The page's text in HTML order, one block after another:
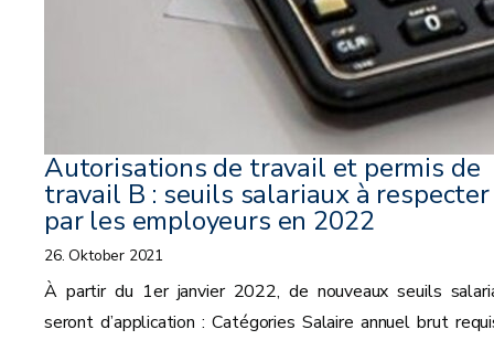
Autorisations de travail et permis de
travail B : seuils salariaux à respecter
par les employeurs en 2022
26. Oktober 2021
À partir du 1er janvier 2022, de nouveaux seuils
seront d’application : Catégories Salaire annuel brut